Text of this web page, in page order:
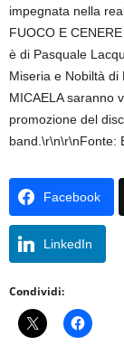
impegnata nella
FUOCO E
è di Pasquale
Miseria e Nobiltà
MICAELA saranno
promozione del
band.\r\n\r\nFonte:
Facebook
LinkedIn
Condividi: